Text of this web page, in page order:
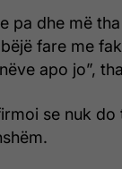
pa dhe më
fare me
apo jo”,
se nuk